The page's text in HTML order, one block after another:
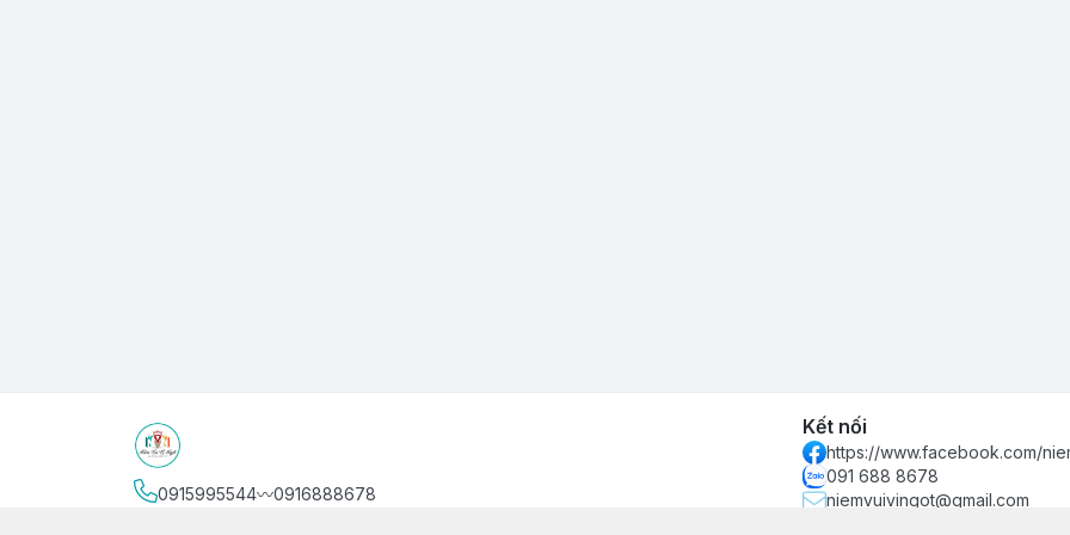
0915995544〰️0916888678
Kết nối
https://www.facebook.com/
091 688 8678
niemvuivingot@gmail.com